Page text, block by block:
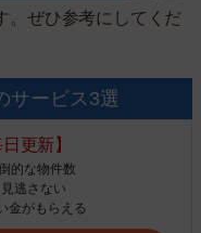
。ぜひ参考にしてくだ
サービス3選
更新】
的な物件数
逃さない
金がもらえる